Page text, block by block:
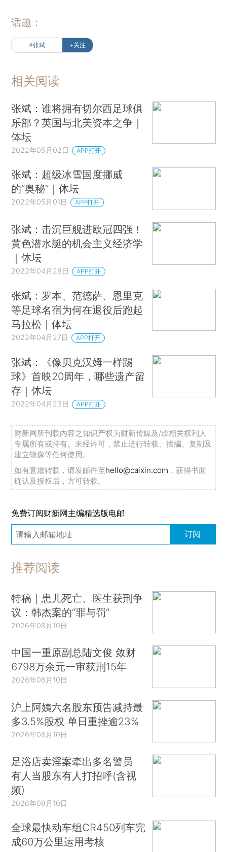
话题：
#张斌 +关注
相关阅读
张斌：谁将拥有切尔西足球俱
乐部？英国与北美资本之争｜
体坛
2022年05月02日 APP打开
张斌：超级冰雪国度挪威
的“奥秘”｜体坛
2022年05月01日 APP打开
张斌：击沉巨舰进欧冠四强！
黄色潜水艇的机会主义经济学
｜体坛
2022年04月28日 APP打开
张斌：罗本、范德萨、恩里克
等足球名宿为何在退役后跑起
马拉松｜体坛
2022年04月27日 APP打开
张斌：《像贝克汉姆一样踢
球》首映20周年，哪些遗产留
存｜体坛
2022年04月23日 APP打开
财新网所刊载内容之知识产权为财新传媒及/或相关权利人
专属所有或持有。未经许可，禁止进行转载、摘编、复制及
建立镜像等任何使用。
如有意愿转载，请发邮件至hello@caixin.com ，获得书面
确认及授权后，方可转载。
免费订阅财新网主编精选版电邮
订阅
推荐阅读
特稿｜患儿死亡、医生获刑争
议：韩杰案的“罪与罚”
2026年08月10日
中国一重原副总陆文俊 敛财
6798万余元一审获刑15年
2026年08月10日
沪上阿姨六名股东预告减持最
多3.5%股权 单日重挫逾23%
2026年08月10日
足浴店卖淫案牵出多名警员
有人当股东有人打招呼(含视
频)
2026年08月10日
全球最快动车组CR450列车完
成60万公里运用考核